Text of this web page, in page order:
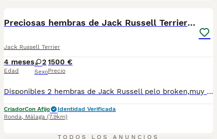
Preciosas hembras de Jack Russell Terrier Broken
Jack Russell Terrier
4 meses
Edad
2
Sexo
1500 €
Precio
Disponibles 2 hembras de Jack Russell pelo broken,muy sociabilizadas,con niños,gatos,otros perros.Vacunadas con 2 heptavalentes, desparasitadas y microchipadas,con pasaporte e inscritas en el LOB.Somos veterinarios criadores de esta raza,se crían en casa ,vivimos en el campo.Son muy dulces y listas.
CriadorCon Afijo
Identidad Verificada
Ronda, Málaga (7.9km)
TODOS LOS ANUNCIOS